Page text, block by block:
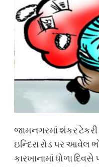
જામનગરમાં શંકર ટેકરી
ઇન્દિરા રોડ પર આવેલ
કારખાનામાં ધોળા